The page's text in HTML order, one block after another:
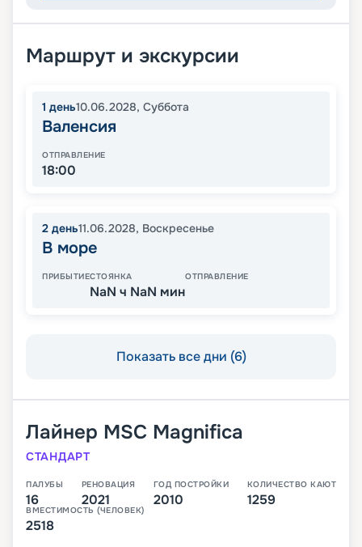
Маршрут и экскурсии
1 день10.06.2028, Суббота
Валенсия
ОТПРАВЛЕНИЕ
18:00
2 день11.06.2028, Воскресенье
В море
ПРИБЫТИЕСТОЯНКА
NaN ч NaN мин
ОТПРАВЛЕНИЕ
Показать все дни (6)
Лайнер MSC Magnifica
СТАНДАРТ
ПАЛУБЫ
16
РЕНОВАЦИЯ
2021
ГОД ПОСТРОЙКИ
2010
КОЛИЧЕСТВО КАЮТ
1259
ВМЕСТИМОСТЬ (ЧЕЛОВЕК)
2518